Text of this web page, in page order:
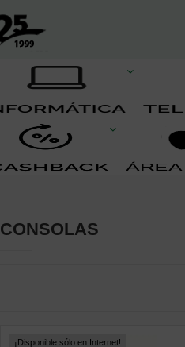
CONSOLAS
¡Disponible sólo en Internet!